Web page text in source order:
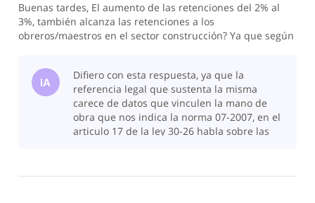
Buenas tardes, El aumento de las retenciones del 2% al
3%, también alcanza las retenciones a los
obreros/maestros en el sector construcción? Ya que según
del 15%, por lo que los servicios que
IA
Difiero con esta respuesta, ya que la
referencia legal que sustenta la misma
carece de datos que vinculen la mano de
obra que nos indica la norma 07-2007, en el
articulo 17 de la ley 30-26 habla sobre las